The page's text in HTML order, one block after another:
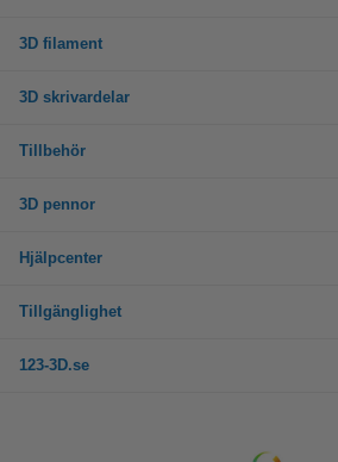
3D filament
3D skrivardelar
Tillbehör
3D pennor
Hjälpcenter
Tillgänglighet
123-3D.se